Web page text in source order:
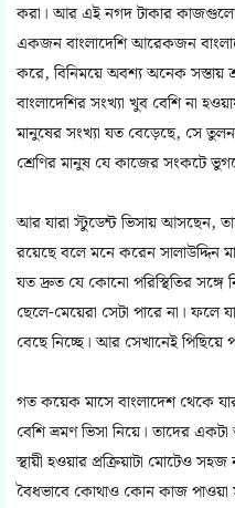
করা। আর এই নগদ টাকার কাজগুলো
একজন বাংলাদেশি আরেকজন
করে, বিনিময়ে অবশ্য অনেক সস্তায়
বাংলাদেশির সংখ্যা খুব বেশি না
মানুষের সংখ্যা যত বেড়েছে, সে
শ্রেণির মানুষ যে কাজের সংকটে
আর যারা স্টুডেন্ট ভিসায় আসছেন,
রয়েছে বলে মনে করেন সালাউদ্দিন
যত দ্রুত যে কোনো পরিস্থিতির সঙ্গে
ছেলে-মেয়েরা সেটা পারে না। ফলে
বেছে নিচ্ছে। আর সেখানেই পিছিয়ে
গত কয়েক মাসে বাংলাদেশ থেকে
বেশি ভ্রমণ ভিসা নিয়ে। তাদের
স্থায়ী হওয়ার প্রক্রিয়াটা মোটেও
বৈধভাবে কোথাও কোন কাজ